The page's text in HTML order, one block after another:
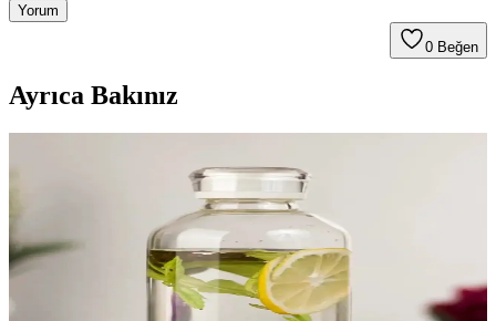
Yorum
0 Beğen
Ayrıca Bakınız
Bambum Diem Cam Matara 800 ml Sağlıklı ve Şık
İçecek Taşıma Çözümü
Bambum Diem cam matara, 800 ml kapasitesi, doğal bambu
kapakları ve şık tasarımıyla sağlıklı ve kullanışlı içecek taşıma
çözümüdür. Hafif, dayanıklı ve çevre dostu özellikleriyle günlük
yaşamda tercih edilir.